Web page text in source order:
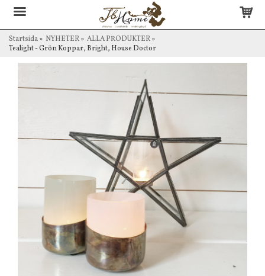
Startsida» NYHETER» ALLA PRODUKTER»
Tealight - Grön Koppar, Bright, House Doctor